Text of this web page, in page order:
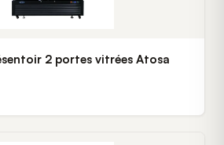
2 portes vitrées Atosa